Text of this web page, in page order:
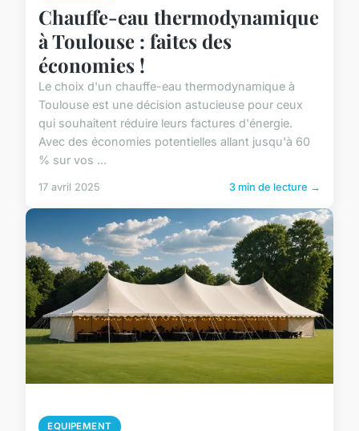
Chauffe-eau thermodynamique
à Toulouse : faites des
économies !
Le choix d'un chauffe-eau thermodynamique à
Toulouse est une décision astucieuse pour ceux
qui souhaitent réduire leurs factures d'énergie.
Avec des économies potentielles allant jusqu'à 60
% sur vos ...
17 avril 2025 3 min de lecture →
EQUIPEMENT